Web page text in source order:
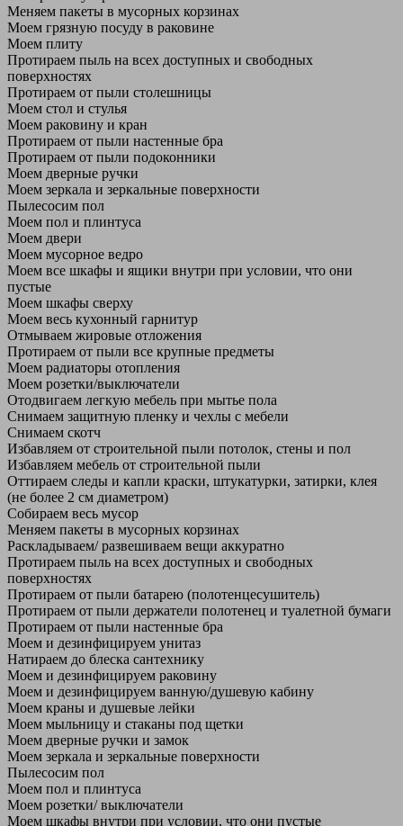
Меняем пакеты в мусорных корзинах
Моем грязную посуду в раковине
Моем плиту
Протираем пыль на всех доступных и свободных
поверхностях
Протираем от пыли столешницы
Моем стол и стулья
Моем раковину и кран
Протираем от пыли настенные бра
Протираем от пыли подоконники
Моем дверные ручки
Моем зеркала и зеркальные поверхности
Пылесосим пол
Моем пол и плинтуса
Моем двери
Моем мусорное ведро
Моем все шкафы и ящики внутри при условии, что они
пустые
Моем шкафы сверху
Моем весь кухонный гарнитур
Отмываем жировые отложения
Протираем от пыли все крупные предметы
Моем радиаторы отопления
Моем розетки/выключатели
Отодвигаем легкую мебель при мытье пола
Снимаем защитную пленку и чехлы с мебели
Снимаем скотч
Избавляем от строительной пыли потолок, стены и пол
Избавляем мебель от строительной пыли
Оттираем следы и капли краски, штукатурки, затирки, клея
(не более 2 см диаметром)
Собираем весь мусор
Меняем пакеты в мусорных корзинах
Раскладываем/ развешиваем вещи аккуратно
Протираем пыль на всех доступных и свободных
поверхностях
Протираем от пыли батарею (полотенцесушитель)
Протираем от пыли держатели полотенец и туалетной бумаги
Протираем от пыли настенные бра
Моем и дезинфицируем унитаз
Натираем до блеска сантехнику
Моем и дезинфицируем раковину
Моем и дезинфицируем ванную/душевую кабину
Моем краны и душевые лейки
Моем мыльницу и стаканы под щетки
Моем дверные ручки и замок
Моем зеркала и зеркальные поверхности
Пылесосим пол
Моем пол и плинтуса
Моем розетки/ выключатели
Моем шкафы внутри при условии, что они пустые